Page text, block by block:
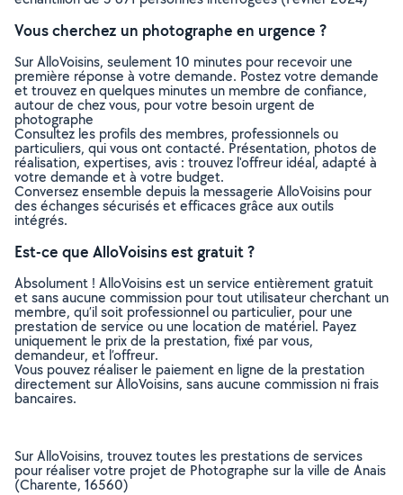
Vous cherchez un photographe en urgence ?
Sur AlloVoisins, seulement 10 minutes pour recevoir une
première réponse à votre demande. Postez votre demande
et trouvez en quelques minutes un membre de confiance,
autour de chez vous, pour votre besoin urgent de
photographe
Consultez les profils des membres, professionnels ou
particuliers, qui vous ont contacté. Présentation, photos de
réalisation, expertises, avis : trouvez l'offreur idéal, adapté à
votre demande et à votre budget.
Conversez ensemble depuis la messagerie AlloVoisins pour
des échanges sécurisés et efficaces grâce aux outils
intégrés.
Est-ce que AlloVoisins est gratuit ?
Absolument ! AlloVoisins est un service entièrement gratuit
et sans aucune commission pour tout utilisateur cherchant un
membre, qu’il soit professionnel ou particulier, pour une
prestation de service ou une location de matériel. Payez
uniquement le prix de la prestation, fixé par vous,
demandeur, et l’offreur.
Vous pouvez réaliser le paiement en ligne de la prestation
directement sur AlloVoisins, sans aucune commission ni frais
bancaires.
Sur AlloVoisins, trouvez toutes les prestations de services
pour réaliser votre projet de Photographe sur la ville de Anais
(Charente, 16560)